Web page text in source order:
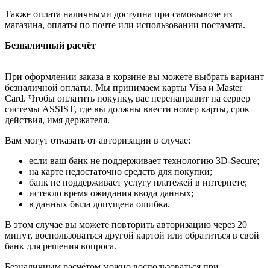
Также оплата наличными доступна при самовывозе из
магазина, оплаты по почте или использовании постамата.
Безналичный расчёт
При оформлении заказа в корзине вы можете выбрать вариант
безналичной оплаты. Мы принимаем карты Visa и Master
Card. Чтобы оплатить покупку, вас перенаправит на сервер
системы ASSIST, где вы должны ввести номер карты, срок
действия, имя держателя.
Вам могут отказать от авторизации в случае:
если ваш банк не поддерживает технологию 3D-Secure;
на карте недостаточно средств для покупки;
банк не поддерживает услугу платежей в интернете;
истекло время ожидания ввода данных;
в данных была допущена ошибка.
В этом случае вы можете повторить авторизацию через 20
минут, воспользоваться другой картой или обратиться в свой
банк для решения вопроса.